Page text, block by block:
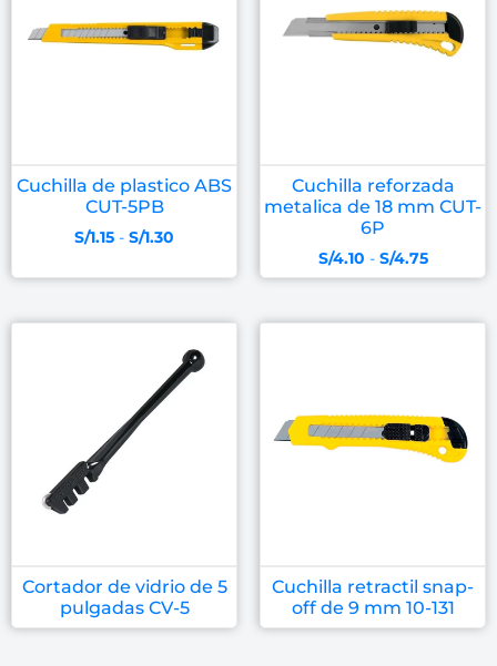
Cuchilla de plastico ABS
CUT-5PB
S/1.15 - S/1.30
Cuchilla reforzada
metalica de 18 mm CUT-
6P
S/4.10 - S/4.75
Cortador de vidrio de 5
pulgadas CV-5
Cuchilla retractil snap-
off de 9 mm 10-131